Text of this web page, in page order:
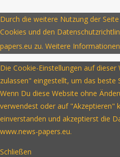
Durch die weitere Nutzung der
Cookies und den
papers.eu zu. Weitere Informationen
Die Cookie-Einstellungen auf
zulassen" eingestellt, um das beste
Wenn Du diese Website ohne
verwendest oder auf "Akzeptieren"
einverstanden und akzeptierst die
www.news-papers.eu.
Schließen